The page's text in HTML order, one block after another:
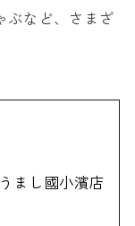
ぶなど、さまざ
まし國小濱店